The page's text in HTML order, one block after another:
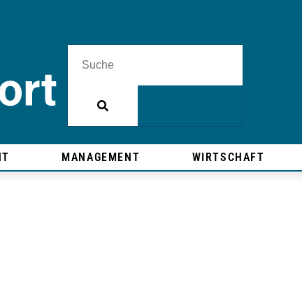
MANAGEMENT WIRTSCHAFT